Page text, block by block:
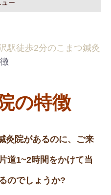
ュー
駅徒歩2分のこまつ鍼灸
の特徴
灸院があるのに、ご来
道1~2時間をかけて当
のでしょうか?